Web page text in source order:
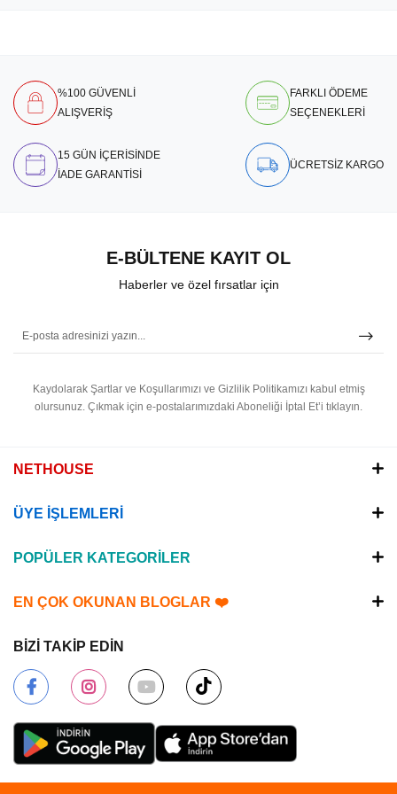
%100 GÜVENLİ
ALIŞVERİŞ
FARKLI ÖDEME
SEÇENEKLERİ
15 GÜN İÇERİSİNDE
İADE GARANTİSİ
ÜCRETSİZ KARGO
E-BÜLTENE KAYIT OL
Haberler ve özel fırsatlar için
Kaydolarak Şartlar ve Koşullarımızı ve Gizlilik Politikamızı kabul etmiş
olursunuz. Çıkmak için e-postalarımızdaki Aboneliği İptal Et’i tıklayın.
NETHOUSE
ÜYE İŞLEMLERİ
POPÜLER KATEGORİLER
EN ÇOK OKUNAN BLOGLAR ❤️
BİZİ TAKİP EDİN